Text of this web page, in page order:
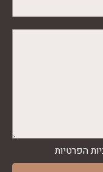
הפרטיות